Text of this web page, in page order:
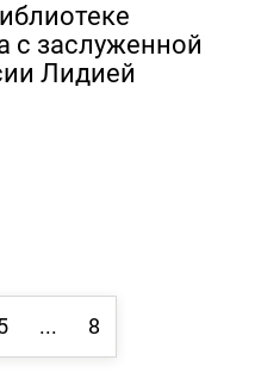
с заслуженной
Лидией
... 8